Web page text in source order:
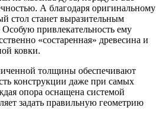
А благодаря оригинальному
стол станет выразительным
привлекательность ему
«состаренная» древесина и
ковки.
толщины обеспечивают
конструкции даже при самых
опора оснащена системой
задать правильную геометрию